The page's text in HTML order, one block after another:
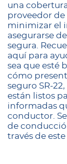
una
proveedor de
minimizar el
asegurarse
segura.
aquí para
sea que esté
cómo
seguro SR-
están listos
informadas
conductor.
de
través de